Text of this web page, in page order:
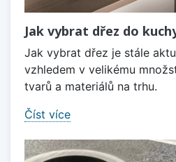
Jak vybrat dřez do
Jak vybrat dřez je stále
vzhledem v velikému
tvarů a materiálů na trhu.
Číst více